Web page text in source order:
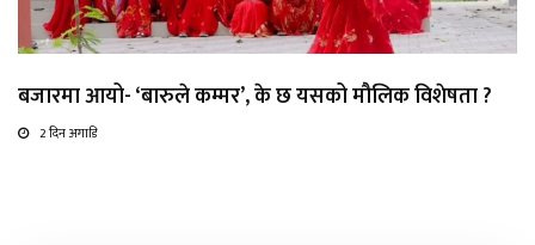
बजारमा आयो- ‘बारुले कम्मर’, के छ यसको मौलिक विशेषता ?
2 दिन अगाडि